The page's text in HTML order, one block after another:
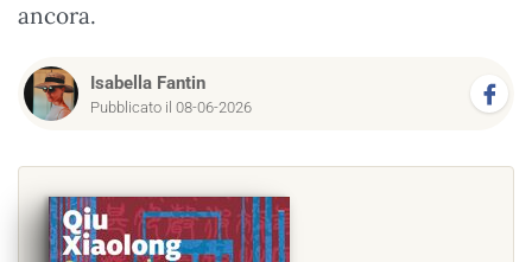
ancora.
Isabella Fantin
Pubblicato il 08-06-2026